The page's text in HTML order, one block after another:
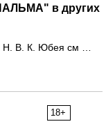
в других
Н. В. К. Юбея см …
18+